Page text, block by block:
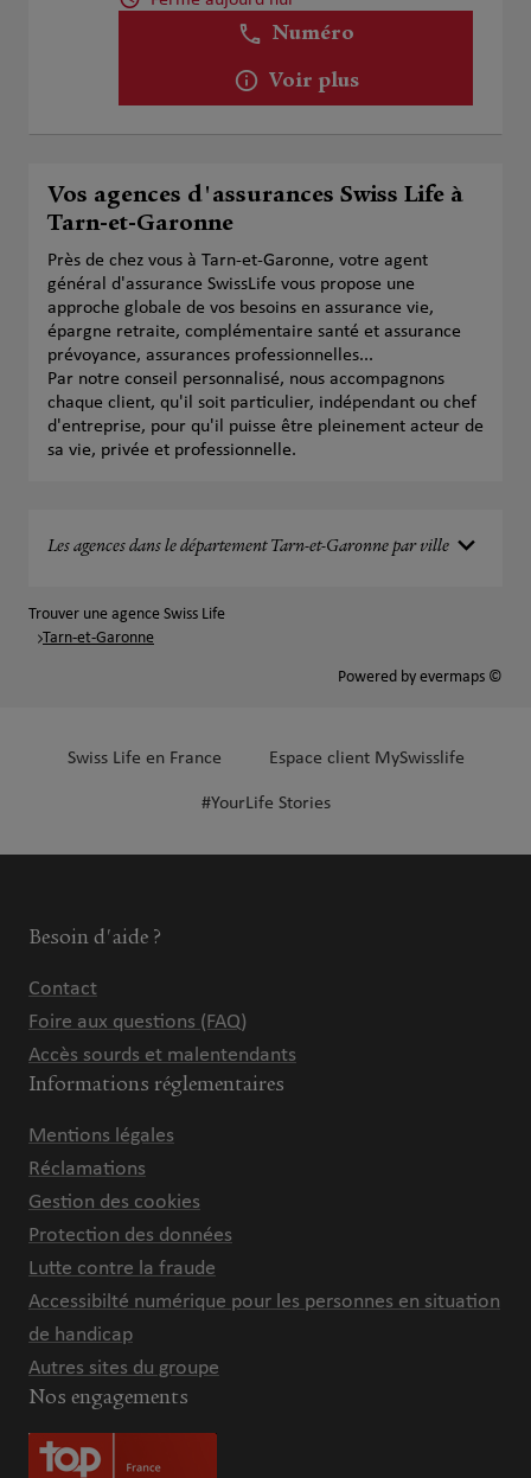
Numéro
Voir plus
Vos agences d'assurances Swiss Life à
Tarn-et-Garonne
Près de chez vous à Tarn-et-Garonne, votre agent
général d'assurance SwissLife vous propose une
approche globale de vos besoins en assurance vie,
épargne retraite, complémentaire santé et assurance
prévoyance, assurances professionnelles...
Par notre conseil personnalisé, nous accompagnons
chaque client, qu'il soit particulier, indépendant ou chef
d'entreprise, pour qu'il puisse être pleinement acteur de
sa vie, privée et professionnelle.
Les agences dans le département Tarn-et-Garonne par ville
Trouver une agence Swiss Life
Tarn-et-Garonne
Powered by evermaps ©
Swiss Life en France Espace client MySwisslife
#YourLife Stories
Besoin d'aide ?
Contact
Foire aux questions (FAQ)
Accès sourds et malentendants
Informations réglementaires
Mentions légales
Réclamations
Gestion des cookies
Protection des données
Lutte contre la fraude
Accessibilté numérique pour les personnes en situation
de handicap
Autres sites du groupe
Nos engagements